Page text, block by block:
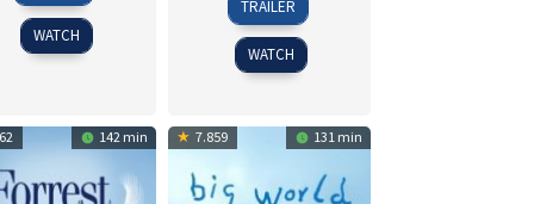
2025
WATCH
Jan
2018
Fuglsig
TRAILER
WATCH
142 min 7.859 131 min